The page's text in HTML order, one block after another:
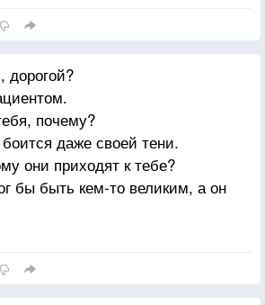
почему?
даже своей тени.
они приходят к тебе?
бы быть кем-то великим, а он
хочет быть великим. Может
черту.